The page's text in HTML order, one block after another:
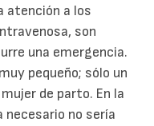
atención a los
son
una emergencia.
pequeño; sólo un
de parto. En la
no sería